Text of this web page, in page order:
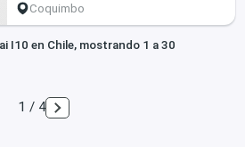
Coquimbo
I10 en Chile, mostrando 1 a 30
1 / 4